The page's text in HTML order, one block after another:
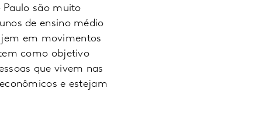
Paulo são muito
de ensino médio
em movimentos
como objetivo
que vivem nas
e estejam